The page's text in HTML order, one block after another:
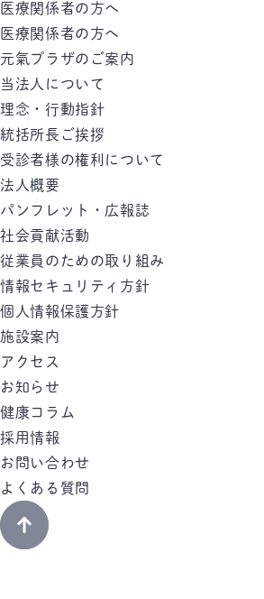
医療関係者の方へ
医療関係者の方へ
元氣プラザのご案内
当法人について
理念・行動指針
統括所長ご挨拶
受診者様の権利について
法人概要
パンフレット・広報誌
社会貢献活動
従業員のための取り組み
情報セキュリティ方針
個人情報保護方針
施設案内
アクセス
お知らせ
健康コラム
採用情報
お問い合わせ
よくある質問